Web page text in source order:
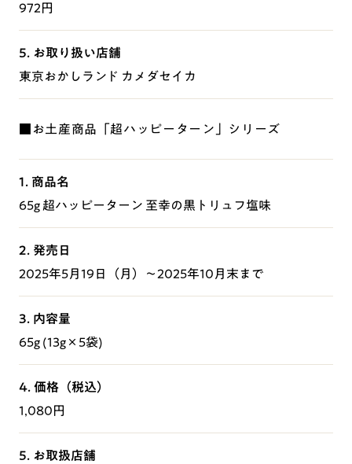
972円
5. お取り扱い店舗
東京おかしランド カメダセイカ
■お土産商品「超ハッピーターン」シリーズ
1. 商品名
65g 超ハッピーターン 至幸の黒トリュフ塩味
2. 発売日
2025年5月19日（月）～2025年10月末まで
3. 内容量
65g (13g×5袋)
4. 価格（税込）
1,080円
5. お取扱店舗